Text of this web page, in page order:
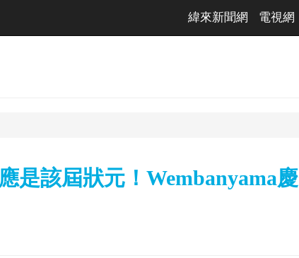
緯來新聞網 電視網
是該屆狀元！Wembanyama慶